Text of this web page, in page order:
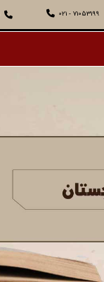
021 - 71053199